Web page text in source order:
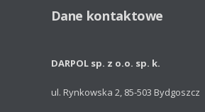
Dane kontaktowe
DARPOL sp. z o.o. sp. k.
ul. Rynkowska 2, 85-503 Bydgoszcz